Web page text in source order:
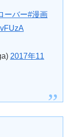
ーバー#漫画
2017年11